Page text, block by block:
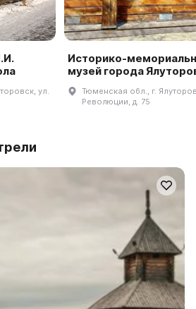
ул.
Историко-
музей города
Тюменская обл., г.
Революции, д. 75